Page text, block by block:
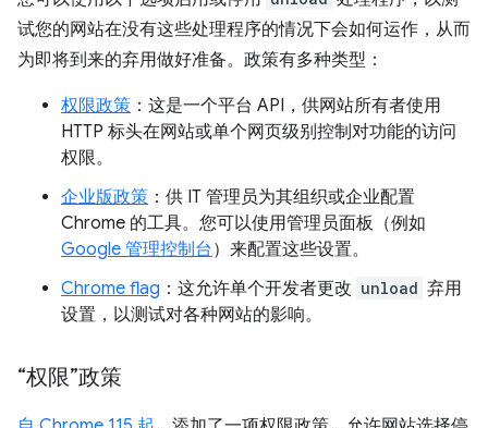
试您的网站在没有这些处理程序的情况下会如何运作，从而
为即将到来的弃用做好准备。政策有多种类型：
权限政策 ：这是一个平台 API，供网站所有者使用
HTTP 标头在网站或单个网页级别控制对功能的访问
权限。
企业版政策 ：供 IT 管理员为其组织或企业配置
Chrome 的工具。您可以使用管理员面板（例如
Google 管理控制台 ）来配置这些设置。
Chrome flag ：这允许单个开发者更改 unload 弃用
设置，以测试对各种网站的影响。
“权限”政策